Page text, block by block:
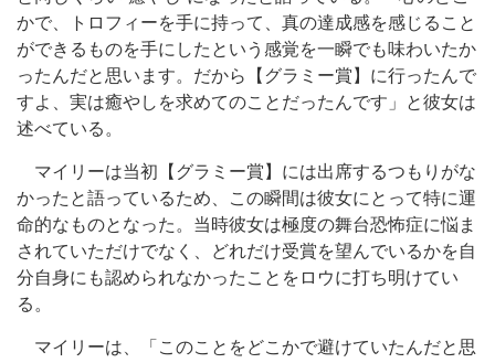
かで、トロフィーを手に持って、真の達成感を感じること
ができるものを手にしたという感覚を一瞬でも味わいたか
ったんだと思います。だから【グラミー賞】に行ったんで
すよ、実は癒やしを求めてのことだったんです」と彼女は
述べている。
マイリーは当初【グラミー賞】には出席するつもりがな
かったと語っているため、この瞬間は彼女にとって特に運
命的なものとなった。当時彼女は極度の舞台恐怖症に悩ま
されていただけでなく、どれだけ受賞を望んでいるかを自
分自身にも認められなかったことをロウに打ち明けてい
る。
マイリーは、「このことをどこかで避けていたんだと思